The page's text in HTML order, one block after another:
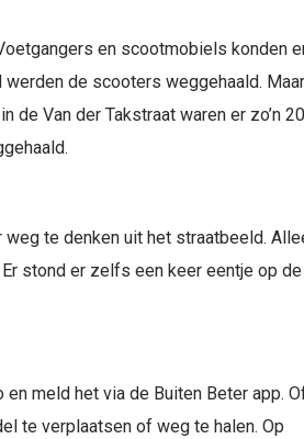
en scootmobiels konden
de scooters weggehaald.
Van der Takstraat waren er zo’n
te denken uit het straatbeeld.
stond er zelfs een keer eentje op
meld het via de Buiten Beter app.
te verplaatsen of weg te halen. Op